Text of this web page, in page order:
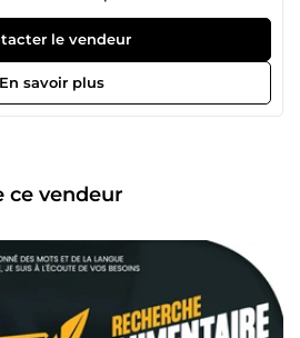
et convaincants. Mon approche :
et efficacité stratégique.
management et certifié en
mes compétences au service de
académiques, professionnels ou
dès la première slide 🔹
qui valorisent votre profil
service de vos objectifs. Prêt à
Cliquez sur &quot;Contacter le
votre projet dès aujourd’hui !
le vendeur
En savoir plus
ce vendeur